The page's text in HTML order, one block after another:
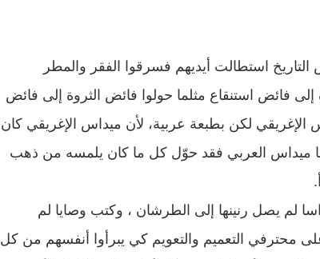
استطالت أيديهم فسرقوا الفقر والمطر
إلى فائض استنقاع مثلما حولوا فائض الثروة إلى فائض
الإغريقي لكن بطبعة عربية، لأن ميداس الإغريقي كان
ميداس العربي فقد حوّل كل ما كان يلمسه من ذهب
لم يصل رنينها إلى الطرشان ، وكتب وصايا لم
محترفي التعميم والتعويم كي يبرأوا أنفسهم من كل